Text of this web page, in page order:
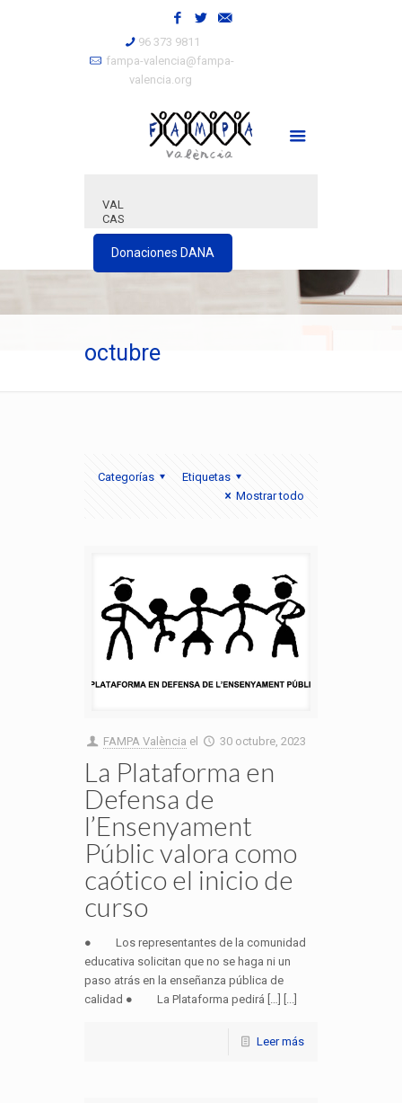
96 373 9811
fampa-valencia@fampa-
valencia.org
VAL
CAS
Donaciones DANA
octubre
Categorías
Etiquetas
Mostrar todo
FAMPA València el 30 octubre, 2023
La Plataforma en
Defensa de
l’Ensenyament
Públic valora como
caótico el inicio de
curso
● Los representantes de la comunidad
educativa solicitan que no se haga ni un
paso atrás en la enseñanza pública de
calidad ● La Plataforma pedirá […] [...]
Leer más